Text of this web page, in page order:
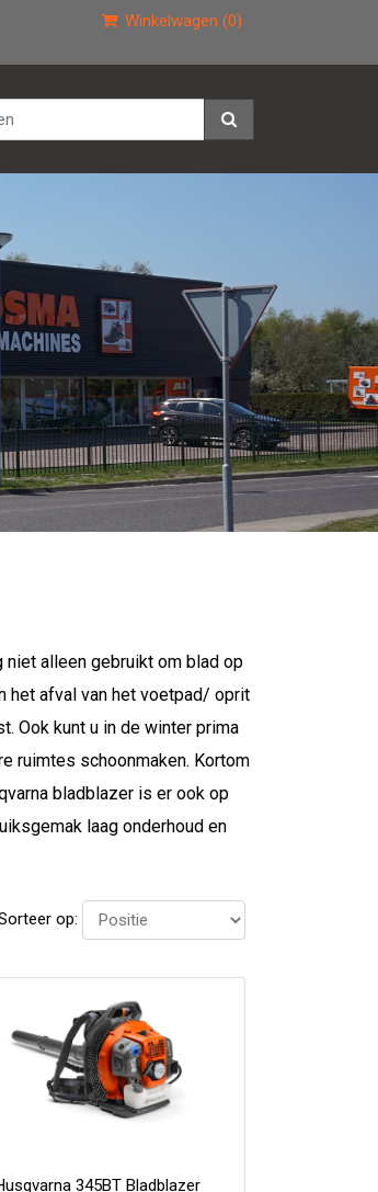
Winkelwagen (0)
alleen gebruikt om blad op
het afval van het voetpad/ oprit
Ook kunt u in de winter prima
ruimtes schoonmaken. Kortom
bladblazer is er ook op
laag onderhoud en
op:
345BT Bladblazer